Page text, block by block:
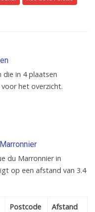
die in 4 plaatsen
het overzicht.
du Marronnier in
op een afstand van 3.4
Postcode Afstand